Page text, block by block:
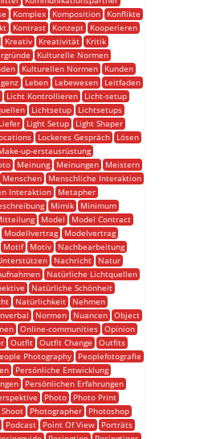
Komplex Komposition
Konflikte
Kontrast Konzept
Kooperieren
Kreativ Kreativität
Kritik
Kulturelle Normen
Kulturellen Normen
Kunden
Leben Lebewesen
Leitfaden
Licht Kontrollieren
Licht-setup
Lichtsetup
Lichtsetups
Liefer Light Setup
Light Shaper
Lockeres Gespräch
Lösen
up-erstausrüstung
Meinung Meinungen
Meistern
Menschen
Menschliche Interaktion
Interaktion
Metapher
Mimik
Minimum
Model
Model Contract
Modellvertrag
Modelvertrag
Motif Motiv
Nachbearbeitung
Nachricht
Natur
Natürliche Lichtquellen
Natürliche Schönheit
Natürlichkeit
Nehmen
Normen Nuancen
Object
Online-communities Opinion
Outfit Outfit Change
Outfits
Photography
Peoplefotografie
Persönliche Entwicklung
Persönlichen Erfahrungen
Photo
Photo Print
Photographer
Photoshop
Podcast Point Of View
Porträts